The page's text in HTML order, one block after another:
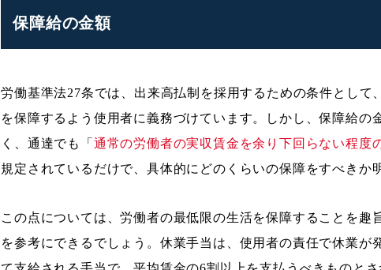
保障給の金額
労働基準法27条では、出来高払制を採用するための条件として
を保障するよう使用者に義務づけています。しかし、保障給の
く、通達でも「 通常の労働者の実収賃金を余り下回らない程度
規定されているだけで、具体的にどのくらいの保障をすべきか
この点については、労働者の最低限の生活を保障することを趣
を参考にできるでしょう。休業手当は、使用者の責任で休業が